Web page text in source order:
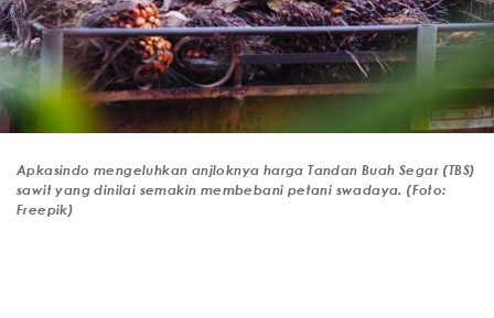
Apkasindo mengeluhkan anjloknya harga Tandan Buah Segar (TBS)
sawit yang dinilai semakin membebani petani swadaya. (Foto:
Freepik)